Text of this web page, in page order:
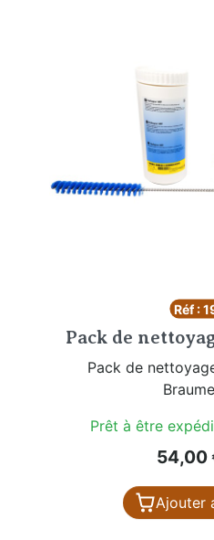
Réf :
Pack de
Pack de
Prêt à être
Prix
54,00
Ajouter